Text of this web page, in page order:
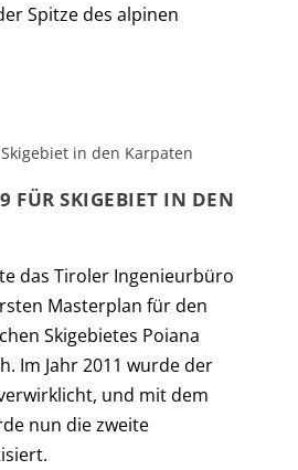
Spitze des alpinen
FÜR SKIGEBIET IN DEN
das Tiroler Ingenieurbüro
Masterplan für den
Skigebietes Poiana
Im Jahr 2011 wurde der
und mit dem
nun die zweite